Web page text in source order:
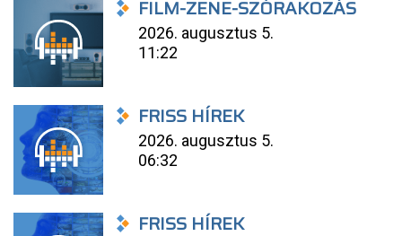
FILM-ZENE-SZÓRAKOZÁS
2026. augusztus 5.
11:22
FRISS HÍREK
2026. augusztus 5.
06:32
FRISS HÍREK